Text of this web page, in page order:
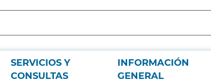
SERVICIOS Y
CONSULTAS
INFORMACIÓN
GENERAL
EL SECTOR PÚBLICO DE LA COMUNIDAD DE MADRID DE LA